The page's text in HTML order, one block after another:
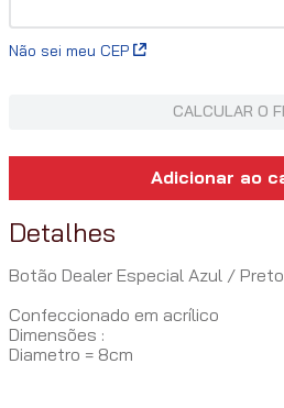
Não sei meu CEP
CALCULAR O
Adicionar ao
Detalhes
Botão Dealer Especial Azul / Preto
Confeccionado em acrílico
Dimensões :
Diametro = 8cm